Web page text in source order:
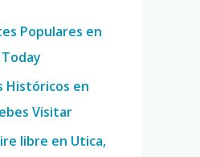
Populares en
Históricos en
Visitar
libre en Utica,